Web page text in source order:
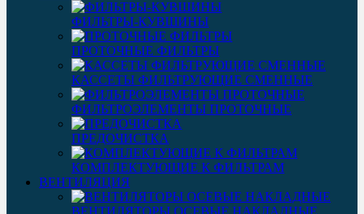
ФИЛЬТРЫ-КУВШИНЫ
ПРОТОЧНЫЕ ФИЛЬТРЫ
КАССЕТЫ ФИЛЬТРУЮЩИЕ СМЕННЫЕ
ФИЛЬТРОЭЛЕМЕНТЫ ПРОТОЧНЫЕ
ПРЕДОЧИСТКА
КОМПЛЕКТУЮЩИЕ К ФИЛЬТРАМ
ВЕНТИЛЯЦИЯ
ВЕНТИЛЯТОРЫ ОСЕВЫЕ НАКЛАДНЫЕ